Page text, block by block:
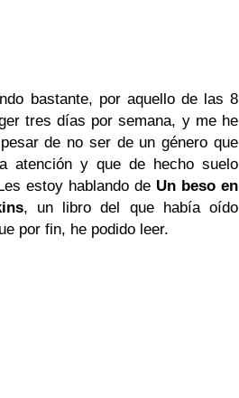
bastante, por aquello de las 8
tres días por semana, y me he
de no ser de un género que
atención y que de hecho suelo
estoy hablando de Un beso en
, un libro del que había oído
por fin, he podido leer.